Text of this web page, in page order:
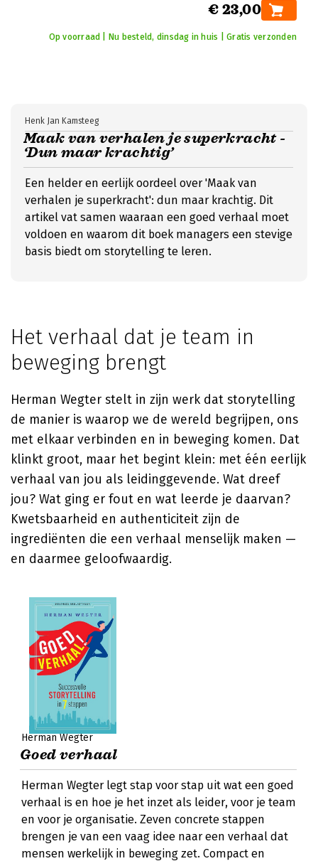
€ 23,00
Op voorraad | Nu besteld, dinsdag in huis | Gratis verzonden
Maak van verhalen je superkracht -
‘Dun maar krachtig’
Henk Jan Kamsteeg
Een helder en eerlijk oordeel over 'Maak van
verhalen je superkracht': dun maar krachtig. Dit
artikel vat samen waaraan een goed verhaal moet
voldoen en waarom dit boek managers een stevige
basis biedt om storytelling te leren.
Het verhaal dat je team in
beweging brengt
Herman Wegter stelt in zijn werk dat storytelling
de manier is waarop we de wereld begrijpen, ons
met elkaar verbinden en in beweging komen. Dat
klinkt groot, maar het begint klein: met één eerlijk
verhaal van jou als leidinggevende. Wat dreef
jou? Wat ging er fout en wat leerde je daarvan?
Kwetsbaarheid en authenticiteit zijn de
ingrediënten die een verhaal menselijk maken —
en daarmee geloofwaardig.
Herman Wegter
Goed verhaal
Herman Wegter legt stap voor stap uit wat een goed
verhaal is en hoe je het inzet als leider, voor je team
en voor je organisatie. Zeven concrete stappen
brengen je van een vaag idee naar een verhaal dat
mensen werkelijk in beweging zet. Compact en